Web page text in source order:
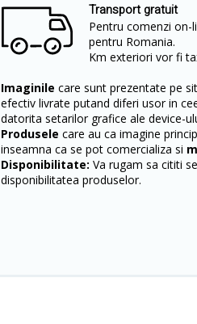
Transport gratuit
Pentru comenzi on-
pentru Romania.
Km exteriori vor fi
Imaginile care sunt prezentate pe
efectiv livrate putand diferi usor in
datorita setarilor grafice ale device-
Produsele care au ca imagine
inseamna ca se pot comercializa si
Disponibilitate: Va rugam sa cititi
disponibilitatea produselor.